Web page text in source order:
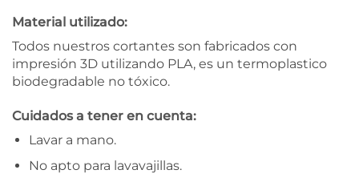
Material utilizado:
Todos nuestros cortantes son fabricados con
impresión 3D utilizando PLA, es un termoplastico
biodegradable no tóxico.
Cuidados a tener en cuenta:
Lavar a mano.
No apto para lavavajillas.